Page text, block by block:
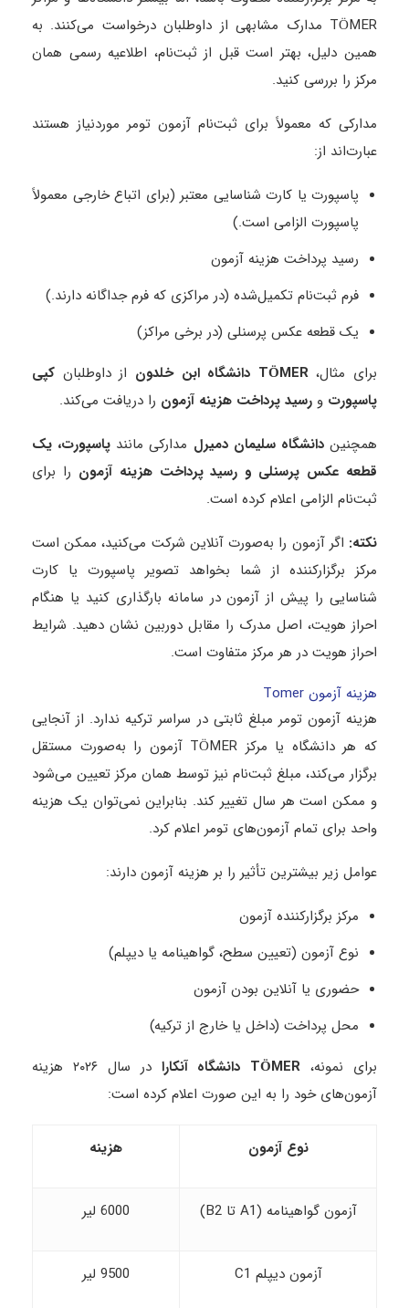
TÖMER مدارک مشابهی از داوطلبان درخواست می‌کنند. به
همین دلیل، بهتر است قبل از ثبت‌نام، اطلاعیه رسمی همان
مرکز را بررسی کنید.
مدارکی که معمولاً برای ثبت‌نام آزمون تومر موردنیاز هستند
عبارت‌اند از:
پاسپورت یا کارت شناسایی معتبر (برای اتباع خارجی معمولاً
پاسپورت الزامی است.)
رسید پرداخت هزینه آزمون
فرم ثبت‌نام تکمیل‌شده (در مراکزی که فرم جداگانه دارند.)
یک قطعه عکس پرسنلی (در برخی مراکز)
برای مثال،TÖMER دانشگاه ابن خلدون از داوطلبان کپی
پاسپورت و رسید پرداخت هزینه آزمون را دریافت می‌کند.
همچنیندانشگاه سلیمان دمیرل مدارکی مانند پاسپورت، یک
قطعه عکس پرسنلی و رسید پرداخت هزینه آزمون را برای
ثبت‌نام الزامی اعلام کرده است.
نکته: اگر آزمون را به‌صورت آنلاین شرکت می‌کنید، ممکن است
مرکز برگزارکننده از شما بخواهد تصویر پاسپورت یا کارت
شناسایی را پیش از آزمون در سامانه بارگذاری کنید یا هنگام
احراز هویت، اصل مدرک را مقابل دوربین نشان دهید. شرایط
احراز هویت در هر مرکز متفاوت است.
هزینه آزمون Tomer
هزینه آزمون تومر مبلغ ثابتی در سراسر ترکیه ندارد. از آنجایی
که هر دانشگاه یا مرکز TÖMER آزمون را به‌صورت مستقل
برگزار می‌کند، مبلغ ثبت‌نام نیز توسط همان مرکز تعیین می‌شود
و ممکن است هر سال تغییر کند. بنابراین نمی‌توان یک هزینه
واحد برای تمام آزمون‌های تومر اعلام کرد.
عوامل زیر بیشترین تأثیر را بر هزینه آزمون دارند:
مرکز برگزارکننده آزمون
نوع آزمون (تعیین سطح، گواهینامه یا دیپلم)
حضوری یا آنلاین بودن آزمون
محل پرداخت (داخل یا خارج از ترکیه)
برای نمونه، TÖMER دانشگاه آنکارا
در سال ۲۰۲۶ هزینه
آزمون‌های خود را به این صورت اعلام کرده است:
نوع آزمون هزینه
آزمون گواهینامه (A1 تا B2) 6000 لیر
آزمون دیپلم C1 9500 لیر